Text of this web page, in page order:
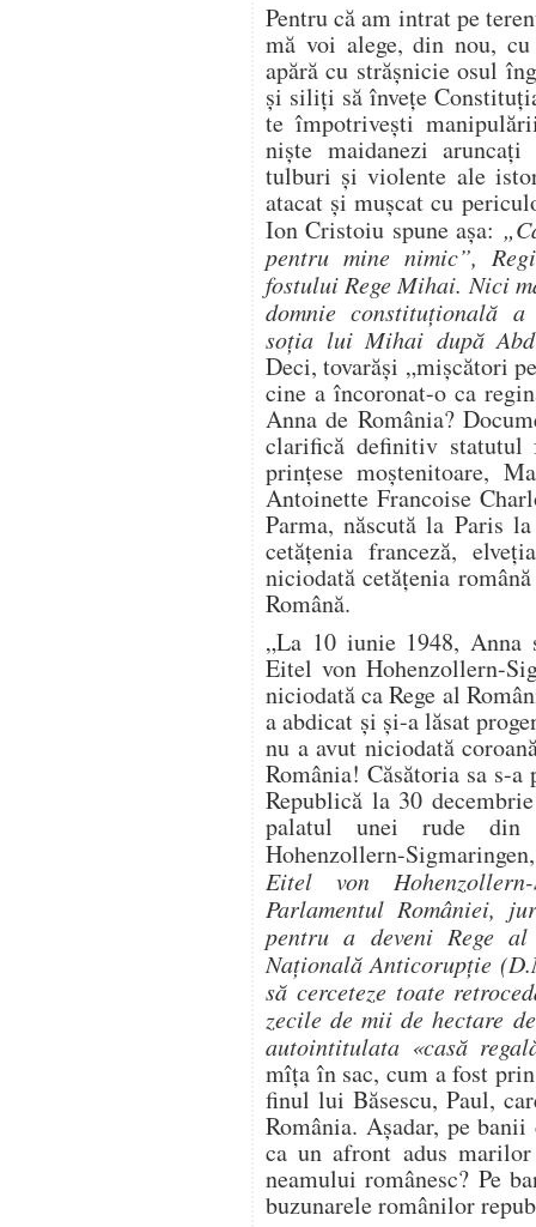
Pentru că am intrat pe
mă voi alege, din nou,
apără cu străşnicie osul
şi siliți să înveţe
te împotriveşti
nişte maidanezi
tulburi şi violente ale
atacat şi muşcat cu
Ion Cristoiu spune aşa:
pentru mine nimic”,
fostului Rege Mihai. Nici
domnie constituţională
soţia lui Mihai după
Deci, tovarăşi „mișcători
cine a încoronat-o ca
Anna de România?
clarifică definitiv statutul
prinţese moştenitoare,
Antoinette Francoise
Parma, născută la Paris
cetăţenia franceză,
niciodată cetăţenia
Română.
„La 10 iunie 1948, Anna
Eitel von Hohenzollern-
niciodată ca Rege al
a abdicat şi şi-a lăsat
nu a avut niciodată
România! Căsătoria sa s-a
Republică la 30
palatul unei rude
Hohenzollern-
Eitel von
Parlamentul României,
pentru a deveni Rege
Naţională Anticorupţie
să cerceteze toate
zecile de mii de hectare
autointitulata «casă
mîţa în sac, cum a fost
finul lui Băsescu, Paul,
România. Aşadar, pe
ca un afront adus
neamului românesc? Pe
buzunarele românilor